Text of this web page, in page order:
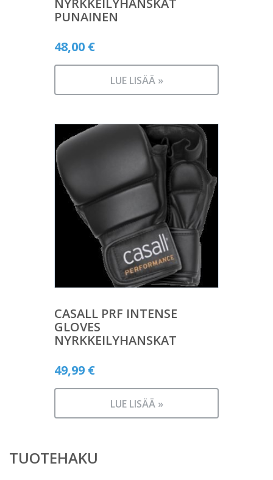
NYRKKEILYHANSKAT
PUNAINEN
48,00 €
LUE LISÄÄ »
CASALL PRF INTENSE
GLOVES
NYRKKEILYHANSKAT
49,99 €
LUE LISÄÄ »
TUOTEHAKU